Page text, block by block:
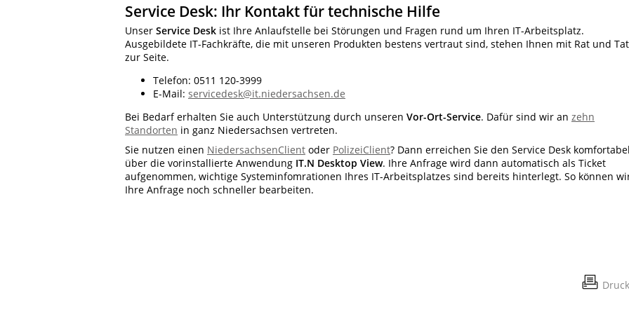
Service Desk: Ihr Kontakt für technische Hilfe
Unser Service Desk ist Ihre Anlaufstelle bei Störungen und Fragen rund um Ihren IT-Arbeitsplatz.
Ausgebildete IT-Fachkräfte, die mit unseren Produkten bestens vertraut sind, stehen Ihnen mit Rat und Tat
zur Seite.
Telefon: 0511 120-3999
E-Mail: servicedesk@it.niedersachsen.de
Bei Bedarf erhalten Sie auch Unterstützung durch unseren Vor-Ort-Service. Dafür sind wir an zehn
Standorten in ganz Niedersachsen vertreten.
Sie nutzen einen NiedersachsenClient oder PolizeiClient? Dann erreichen Sie den Service Desk komfortabel
über die vorinstallierte Anwendung IT.N Desktop View. Ihre Anfrage wird dann automatisch als Ticket
aufgenommen, wichtige Systeminfomrationen Ihres IT-Arbeitsplatzes sind bereits hinterlegt. So können
Ihre Anfrage noch schneller bearbeiten.